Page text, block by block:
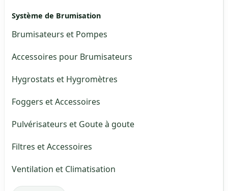
Système de Brumisation
Brumisateurs et Pompes
Accessoires pour Brumisateurs
Hygrostats et Hygromètres
Foggers et Accessoires
Pulvérisateurs et Goute à goute
Filtres et Accessoires
Ventilation et Climatisation